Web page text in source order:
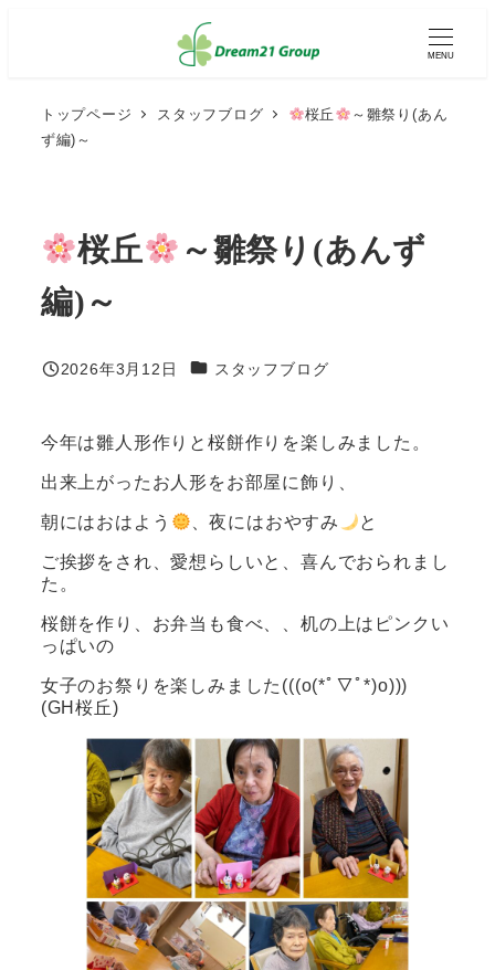
MENU
トップページ スタッフブログ 桜丘
～雛祭り(あん
ず編)～
桜丘
～雛祭り(あんず
編)～
投稿日
2026年3月12日 カテゴリー
スタッフブログ
今年は雛人形作りと桜餅作りを楽しみました。
出来上がったお人形をお部屋に飾り、
朝にはおはよう 、夜にはおやすみ と
ご挨拶をされ、愛想らしいと、喜んでおられまし
た。
桜餅を作り、お弁当も食べ、、机の上はピンクい
っぱいの
女子のお祭りを楽しみました(((o(*ﾟ▽ﾟ*)o)))
(GH桜丘)